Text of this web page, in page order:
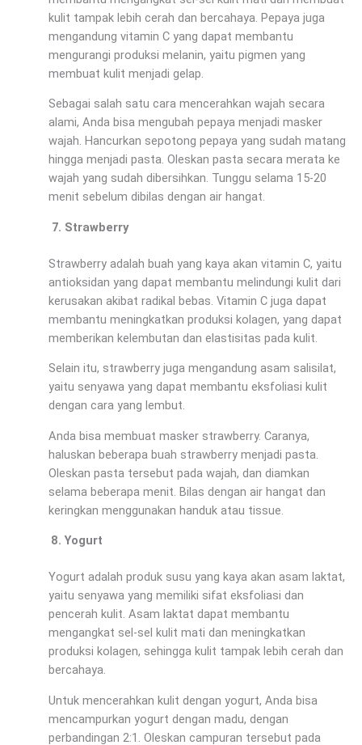
kulit tampak lebih cerah dan bercahaya. Pepaya juga
mengandung vitamin C yang dapat membantu
mengurangi produksi melanin, yaitu pigmen yang
membuat kulit menjadi gelap.
Sebagai salah satu cara mencerahkan wajah secara
alami, Anda bisa mengubah pepaya menjadi masker
wajah. Hancurkan sepotong pepaya yang sudah matang
hingga menjadi pasta. Oleskan pasta secara merata ke
wajah yang sudah dibersihkan. Tunggu selama 15-20
menit sebelum dibilas dengan air hangat.
Strawberry
Strawberry adalah buah yang kaya akan vitamin C, yaitu
antioksidan yang dapat membantu melindungi kulit dari
kerusakan akibat radikal bebas. Vitamin C juga dapat
membantu meningkatkan produksi kolagen, yang dapat
memberikan kelembutan dan elastisitas pada kulit.
Selain itu, strawberry juga mengandung asam salisilat,
yaitu senyawa yang dapat membantu eksfoliasi kulit
dengan cara yang lembut.
Anda bisa membuat masker strawberry. Caranya,
haluskan beberapa buah strawberry menjadi pasta.
Oleskan pasta tersebut pada wajah, dan diamkan
selama beberapa menit. Bilas dengan air hangat dan
keringkan menggunakan handuk atau tissue.
Yogurt
Yogurt adalah produk susu yang kaya akan asam laktat,
yaitu senyawa yang memiliki sifat eksfoliasi dan
pencerah kulit. Asam laktat dapat membantu
mengangkat sel-sel kulit mati dan meningkatkan
produksi kolagen, sehingga kulit tampak lebih cerah dan
bercahaya.
Untuk mencerahkan kulit dengan yogurt, Anda bisa
mencampurkan yogurt dengan madu, dengan
perbandingan 2:1. Oleskan campuran tersebut pada